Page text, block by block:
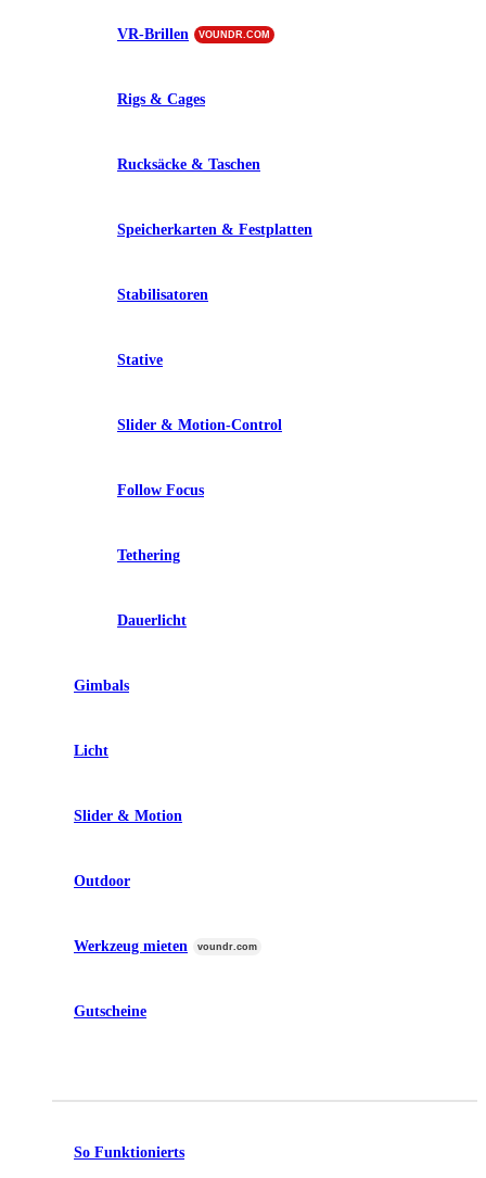
VR-Brillen VOUNDR.COM
Rigs & Cages
Rucksäcke & Taschen
Speicherkarten & Festplatten
Stabilisatoren
Stative
Slider & Motion-Control
Follow Focus
Tethering
Dauerlicht
Gimbals
Licht
Slider & Motion
Outdoor
Werkzeug mieten voundr.com
Gutscheine
So Funktionierts